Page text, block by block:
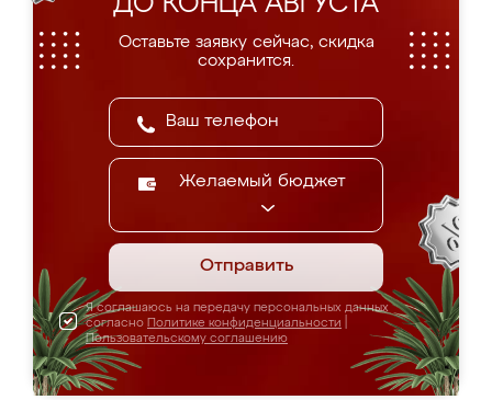
Оставьте заявку сейчас, скидка
сохранится.
Желаемый бюджет
Отправить
Я соглашаюсь на передачу персональных данных
согласно Политике конфиденциальности
Пользовательскому соглашению